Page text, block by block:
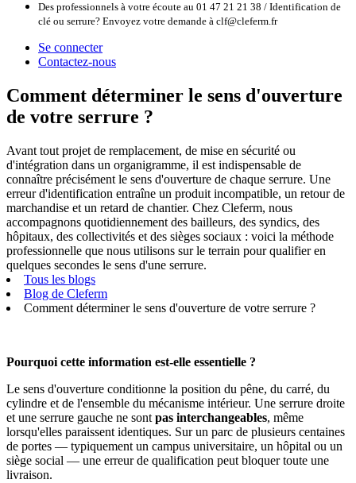
Des professionnels à votre écoute au 01 47 21 21 38 / Identification de
clé ou serrure? Envoyez votre demande à clf@cleferm.fr
Se connecter
Contactez-nous
Comment déterminer le sens d'ouverture
de votre serrure ?
Avant tout projet de remplacement, de mise en sécurité ou
d'intégration dans un organigramme, il est indispensable de
connaître précisément le sens d'ouverture de chaque serrure. Une
erreur d'identification entraîne un produit incompatible, un retour de
marchandise et un retard de chantier. Chez Cleferm, nous
accompagnons quotidiennement des bailleurs, des syndics, des
hôpitaux, des collectivités et des sièges sociaux : voici la méthode
professionnelle que nous utilisons sur le terrain pour qualifier en
quelques secondes le sens d'une serrure.
Tous les blogs
Blog de Cleferm
Comment déterminer le sens d'ouverture de votre serrure ?
Pourquoi cette information est-elle essentielle ?
Le sens d'ouverture conditionne la position du pêne, du carré, du
cylindre et de l'ensemble du mécanisme intérieur. Une serrure droite
et une serrure gauche ne sont pas interchangeables, même
lorsqu'elles paraissent identiques. Sur un parc de plusieurs centaines
de portes — typiquement un campus universitaire, un hôpital ou un
siège social — une erreur de qualification peut bloquer toute une
livraison.